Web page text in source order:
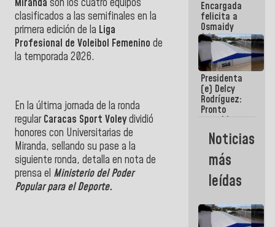
Miranda son los cuatro equipos
clasificados a las semifinales en la
primera edición de la Liga
Profesional de Voleibol Femenino de
la temporada 2026.
En la última jornada de la ronda
regularCaracas Sport Voleydividió
honores con Universitarias de
Miranda, sellando su pase a la
siguiente ronda, detalla en nota de
prensa el Ministerio del Poder
Popular para el Deporte.
post-sismos
Encargada
felicita a
Osmaidy
Arias y
Giraly
Marcano por
hacer
historia en
los
Centroamericanos
Presidenta
(e) Delcy
Rodríguez:
Pronto
restableceremos
las
operaciones
Aeropuerto
Internacional
de
Noticias
más
leídas